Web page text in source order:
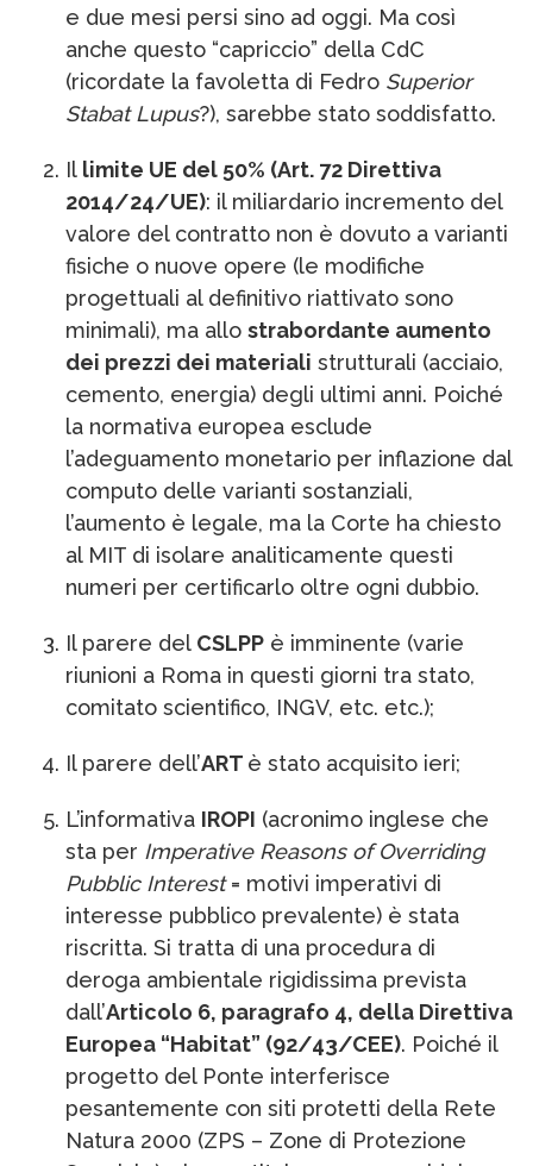
e due mesi persi sino ad oggi. Ma così
anche questo “capriccio” della CdC
(ricordate la favoletta di Fedro Superior
Stabat Lupus?), sarebbe stato soddisfatto.
Il limite UE del 50% (Art. 72 Direttiva
2014/24/UE): il miliardario incremento del
valore del contratto non è dovuto a varianti
fisiche o nuove opere (le modifiche
progettuali al definitivo riattivato sono
minimali), ma allo strabordante aumento
dei prezzi dei materiali strutturali (acciaio,
cemento, energia) degli ultimi anni. Poiché
la normativa europea esclude
l’adeguamento monetario per inflazione dal
computo delle varianti sostanziali,
l’aumento è legale, ma la Corte ha chiesto
al MIT di isolare analiticamente questi
numeri per certificarlo oltre ogni dubbio.
Il parere del CSLPP è imminente (varie
riunioni a Roma in questi giorni tra stato,
comitato scientifico, INGV, etc. etc.);
Il parere dell’ART è stato acquisito ieri;
L’informativa IROPI (acronimo inglese che
sta per Imperative Reasons of Overriding
Pubblic Interest= motivi imperativi di
interesse pubblico prevalente) è stata
riscritta. Si tratta di una procedura di
deroga ambientale rigidissima prevista
dall’Articolo 6, paragrafo 4, della Direttiva
Europea “Habitat” (92/43/CEE). Poiché il
progetto del Ponte interferisce
pesantemente con siti protetti della Rete
Natura 2000 (ZPS – Zone di Protezione